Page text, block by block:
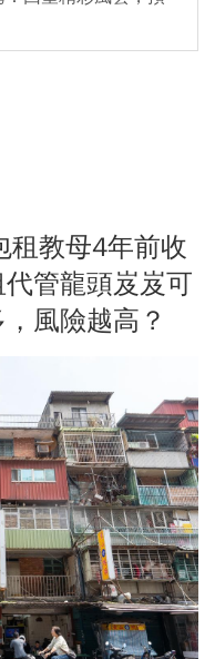
租教母4年前收
管龍頭岌岌可
風險越高？